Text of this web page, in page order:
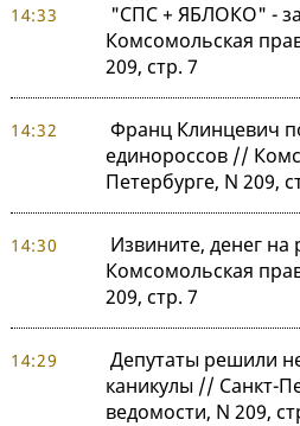
14:33
"СПС + ЯБЛОКО" -
Комсомольская
209, стр. 7
14:32
Франц Клинцевич
единороссов //
Петербурге, N 209,
14:30
Извините, денег
Комсомольская
209, стр. 7
14:29
Депутаты решили
каникулы // Санкт-
ведомости, N 209,